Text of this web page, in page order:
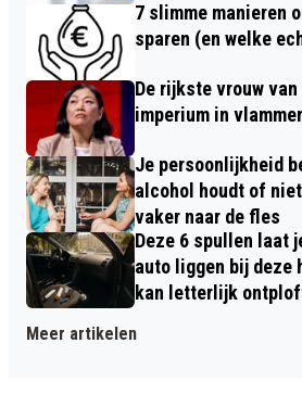
7 slimme manieren
sparen (en welke
De rijkste vrouw
imperium in
Je persoonlijkheid
alcohol houdt of
vaker naar de fles
Deze 6 spullen laat
auto liggen bij deze
kan letterlijk
Meer artikelen